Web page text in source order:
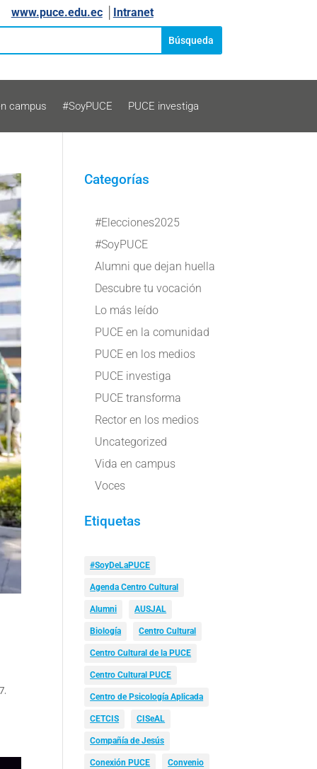
www.puce.edu.ec│ Intranet
campus #SoyPUCE PUCE investiga
Categorías
#Elecciones2025
#SoyPUCE
Alumni que dejan huella
Descubre tu vocación
Lo más leído
PUCE en la comunidad
PUCE en los medios
PUCE investiga
PUCE transforma
Rector en los medios
Uncategorized
Vida en campus
Voces
Etiquetas
#SoyDeLaPUCE
Agenda Centro Cultural
Alumni AUSJAL
Biología Centro Cultural
Centro Cultural de la PUCE
Centro Cultural PUCE
Centro de Psicología Aplicada
CETCIS CISeAL
Compañía de Jesús
Conexión PUCE Convenio